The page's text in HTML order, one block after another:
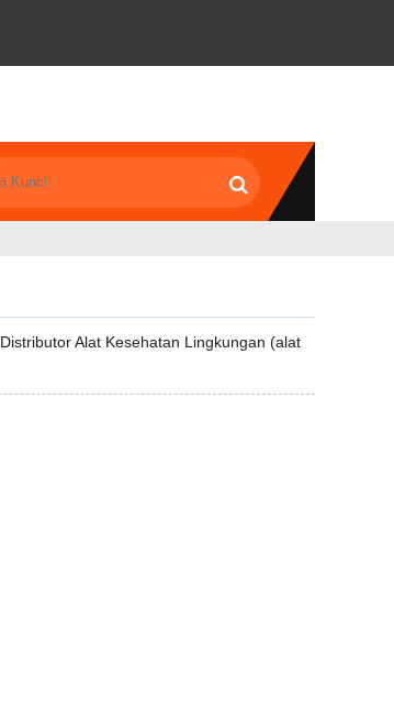
Distributor Alat Kesehatan Lingkungan (alat